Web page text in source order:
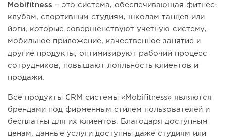
Mobifitness – это система, обеспечивающая фитнес-
клубам, спортивным студиям, школам танцев или
йоги, которые совершенствуют учетную систему,
мобильное приложение, качественное занятие и
другие продукты, оптимизируют рабочий процесс
сотрудников, повышают лояльность клиентов и
продажи.
Все продукты CRM системы «Mobifitness» являются
брендами под фирменным стилем пользователей и
бесплатны для их клиентов.
Благодаря доступным
ценам, данные услуги доступны даже студиям или